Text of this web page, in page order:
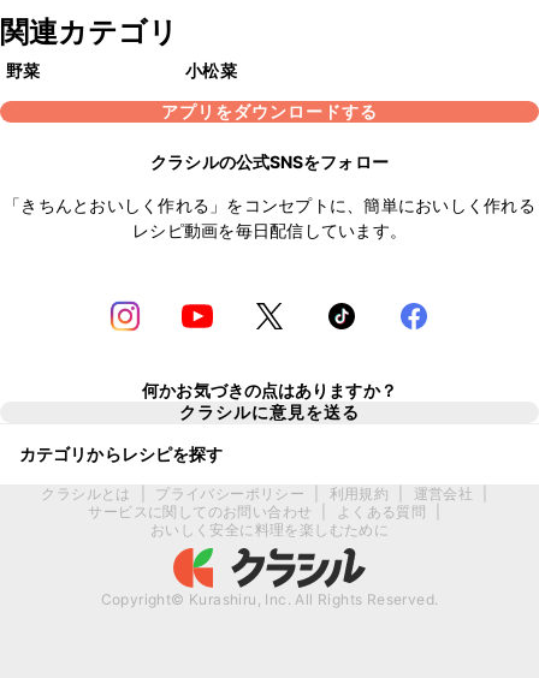
関連カテゴリ
野菜
小松菜
アプリをダウンロードする
クラシルの公式SNSをフォロー
「きちんとおいしく作れる」をコンセプトに、簡単においしく作れる
レシピ動画を毎日配信しています。
何かお気づきの点はありますか？
クラシルに意見を送る
カテゴリからレシピを探す
クラシルとは プライバシーポリシー 利用規約 運営会社
サービスに関してのお問い合わせ
よくある質問
おいしく安全に料理を楽しむために
Copyright© Kurashiru, Inc. All Rights Reserved.